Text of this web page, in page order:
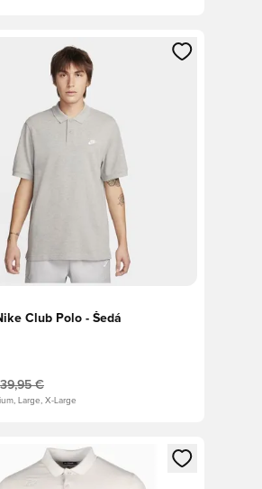
na prihlásenie alebo registráciu ako
Club Polo - Šedá
39,95 €
Large, X-Large
na prihlásenie alebo registráciu ako